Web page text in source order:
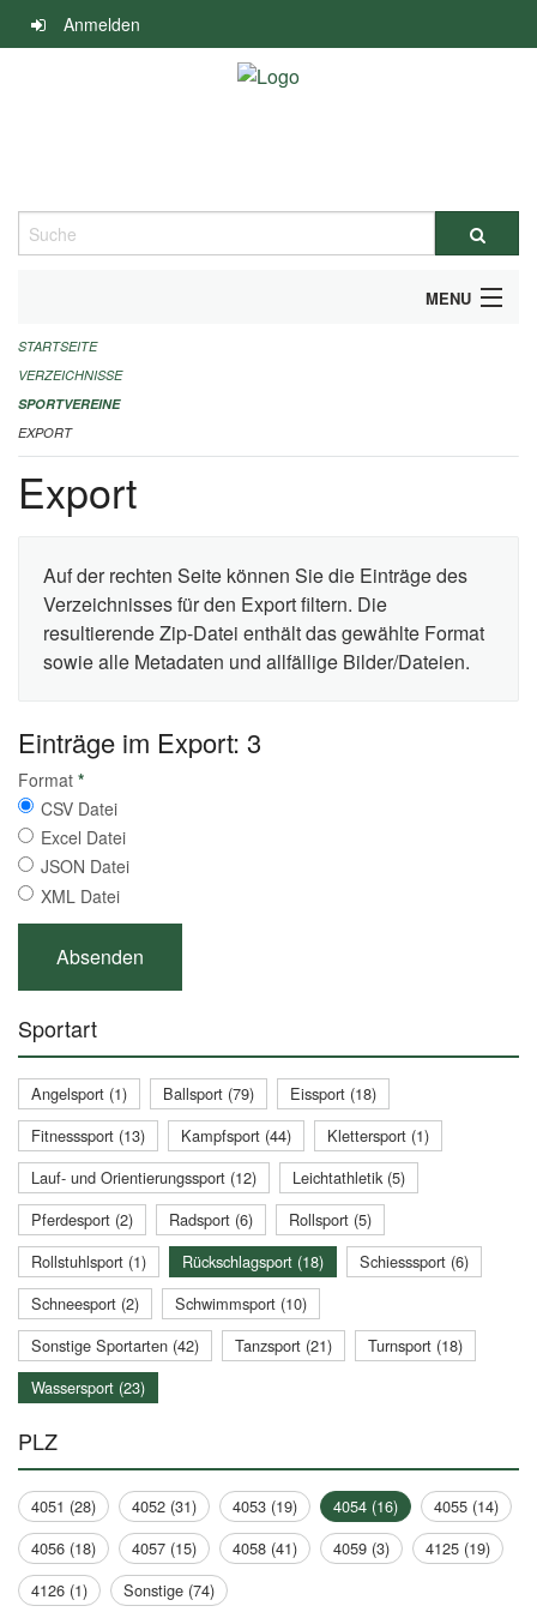
Navigation
überspringen
Anmelden
Suche
MENU
ALLGEMEINE INFORMATIONEN
FINANZIELLE UNTERSTÜTZUNG BENÖTIGT?
KONTAKT
STARTSEITE
VERZEICHNISSE
SPORTVEREINE
EXPORT
Export
Auf der rechten Seite können Sie die Einträge des
Verzeichnisses für den Export filtern. Die
resultierende Zip-Datei enthält das gewählte Format
sowie alle Metadaten und allfällige Bilder/Dateien.
Einträge im Export: 3
Format *
CSV Datei
Excel Datei
JSON Datei
XML Datei
Sportart
Angelsport (1) Ballsport (79)
Eissport (18)
Fitnesssport (13)
Kampfsport (44)
Klettersport (1)
Lauf- und Orientierungssport (12)
Leichtathletik (5)
Pferdesport (2)
Radsport (6)
Rollsport (5)
Rollstuhlsport (1)
Rückschlagsport (18)
Schiesssport (6)
Schneesport (2)
Schwimmsport (10)
Sonstige Sportarten (42)
Tanzsport (21)
Turnsport (18)
Wassersport (23)
PLZ
4051 (28) 4052 (31) 4053 (19) 4054 (16)
4055 (14)
4056 (18)
4057 (15) 4058 (41) 4059 (3)
4125 (19)
4126 (1)
Sonstige (74)